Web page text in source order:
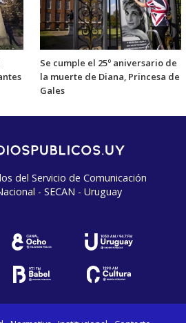
Se cumple el 25º aniversario de
la muerte de Diana, Princesa de
Gales
del Servicio de Comunicación
- SECAN - Uruguay